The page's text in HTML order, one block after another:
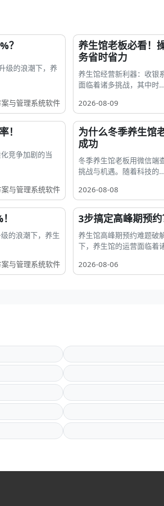
？
级的浪潮下，养
与管理系统软件
养生馆老板必看！
务省时省力
养生馆经营新利器：收银
面临着诸多挑战，其中时...
2026-08-09
！
竞争加剧的当
与管理系统软件
为什么冬季养生馆
成功
冬季养生馆老板用微信端
挑战与机遇。随着科技的...
2026-08-08
的浪潮下，养生
与管理系统软件
3步搞定高峰期预
养生馆高峰期预约难题破
下，养生馆的运营面临着
2026-08-06